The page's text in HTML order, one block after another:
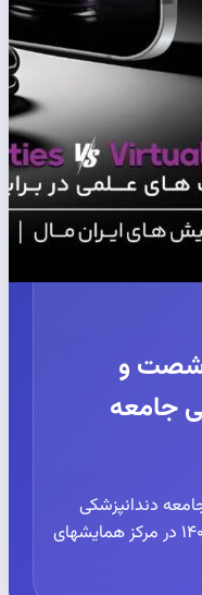
اکسیدا ۲۰۲۶-شصت و
جامعه
دندانپزشکی
ایران در تاریخ ۳ الی ۶ شهریورماه ۱۴۰۵ در مرکز همایشهای